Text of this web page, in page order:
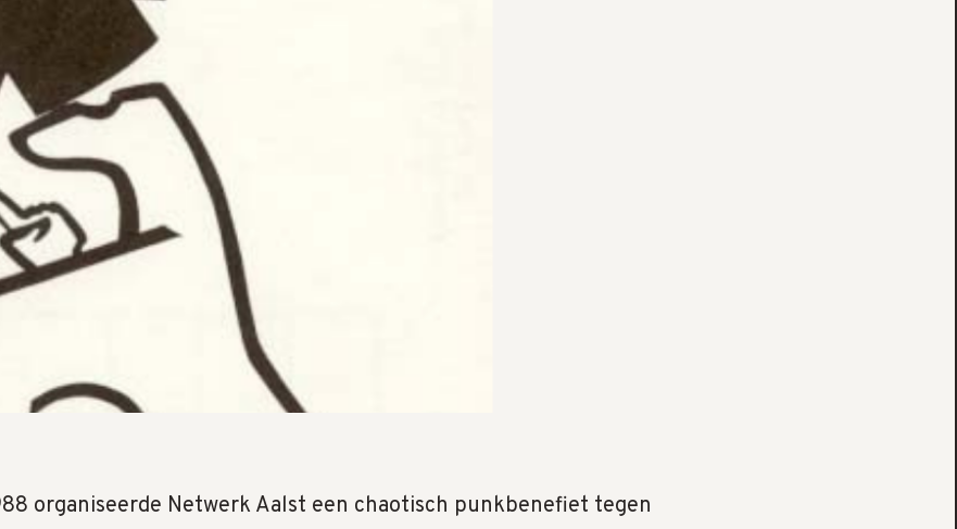
organiseerde Netwerk Aalst een chaotisch punkbenefiet tegen